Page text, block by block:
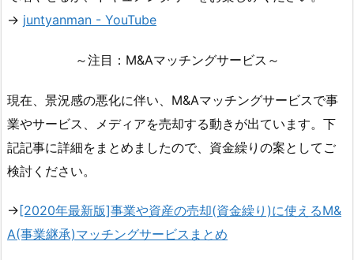
→ juntyanman - YouTube
～注目：M&Aマッチングサービス～
現在、景況感の悪化に伴い、M&Aマッチングサービスで事
業やサービス、メディアを売却する動きが出ています。下
記記事に詳細をまとめましたので、資金繰りの案としてご
検討ください。
→ [2020年最新版]事業や資産の売却(資金繰り)に使えるM&
A(事業継承)マッチングサービスまとめ